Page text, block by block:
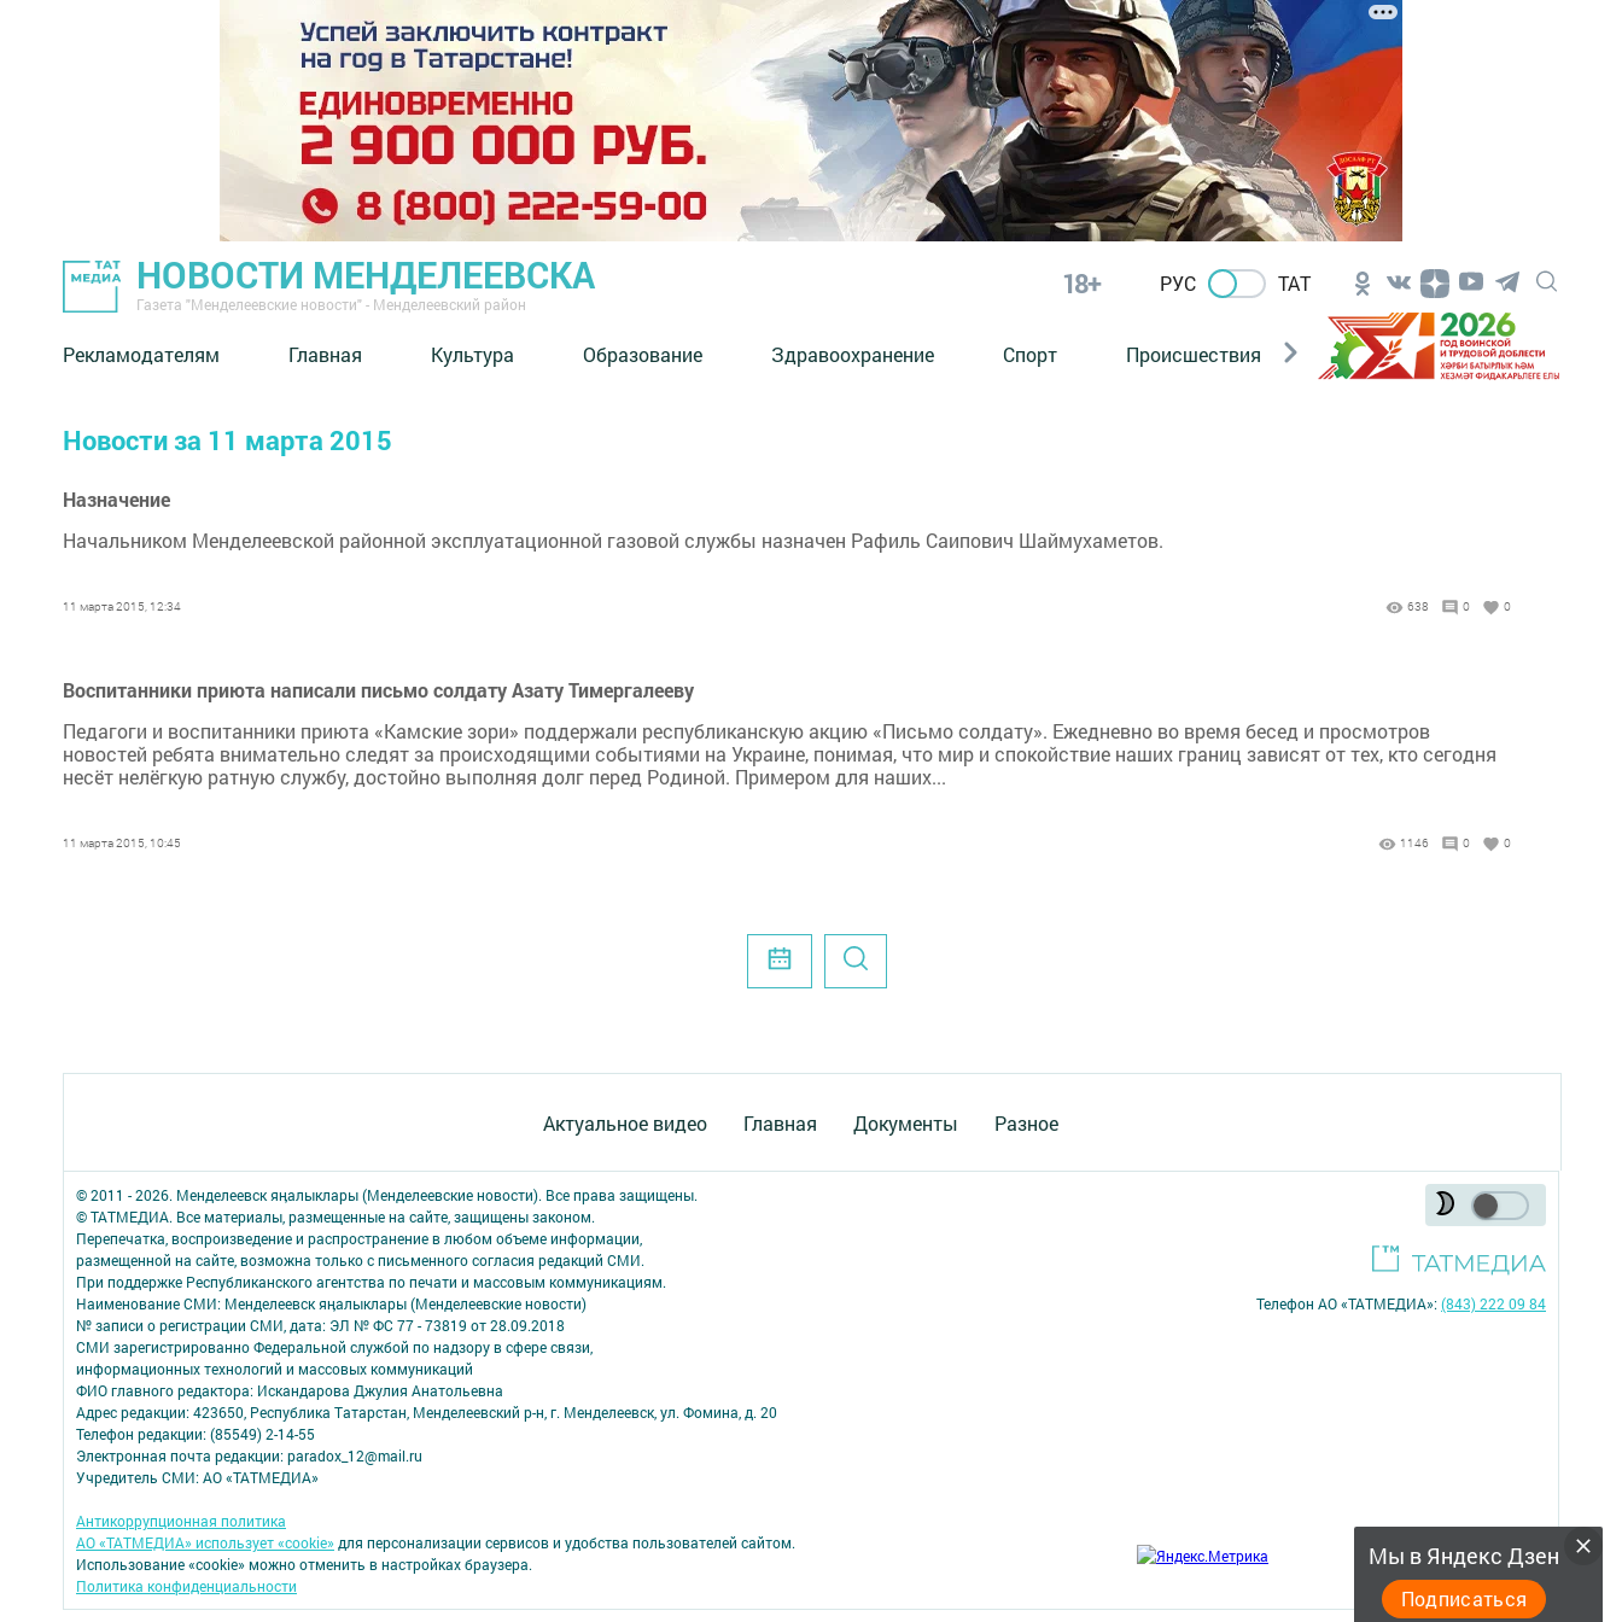
НОВОСТИ МЕНДЕЛЕЕВСКА
Газета "Менделеевские новости" - Менделеевский район
18+ РУС ТАТ
Рекламодателям Главная Культура Образование Здравоохранение Спорт Происшествия Новости Госавтоинспекции
Новости за 11 марта 2015
Назначение
Начальником Менделеевской районной эксплуатационной газовой службы назначен Рафиль Саипович Шаймухаметов.
11 марта 2015, 12:34 638 0 0
Воспитанники приюта написали письмо солдату Азату Тимергалееву
Педагоги и воспитанники приюта «Камские зори» поддержали республиканскую акцию «Письмо солдату». Ежедневно во время бесед и просмотров
новостей ребята внимательно следят за происходящими событиями на Украине, понимая, что мир и спокойствие наших границ зависят от тех, кто сегодня
несёт нелёгкую ратную службу, достойно выполняя долг перед Родиной. Примером для наших...
11 марта 2015, 10:45 1146 0 0
Актуальное видео Главная Документы Разное
Мы в Яндекс Дзен
Подписаться
© 2011 - 2026. Менделеевск яӊалыклары (Менделеевские новости). Все права защищены.
© ТАТМЕДИА. Все материалы, размещенные на сайте, защищены законом.
Перепечатка, воспроизведение и распространение в любом объеме информации,
размещенной на сайте, возможна только с письменного согласия редакций СМИ.
При поддержке Республиканского агентства по печати и массовым коммуникациям.
Наименование СМИ: Менделеевск яӊалыклары (Менделеевские новости)
№ записи о регистрации СМИ, дата: ЭЛ № ФС 77 - 73819 от 28.09.2018
СМИ зарегистрированно Федеральной службой по надзору в сфере связи,
информационных технологий и массовых коммуникаций
ФИО главного редактора: Искандарова Джулия Анатольевна
Адрес редакции: 423650, Республика Татарстан, Менделеевский р-н, г. Менделеевск, ул. Фомина, д. 20
Телефон редакции: (85549) 2-14-55
Электронная почта редакции: paradox_12@mail.ru
Учредитель СМИ: АО «ТАТМЕДИА»
Антикоррупционная политика
АО «ТАТМЕДИА» использует «cookie» для персонализации сервисов и удобства пользователей сайтом.
Использование «cookie» можно отменить в настройках браузера.
Политика конфиденциальности
Телефон АО «ТАТМЕДИА»:(843) 222 09 84
; 18+